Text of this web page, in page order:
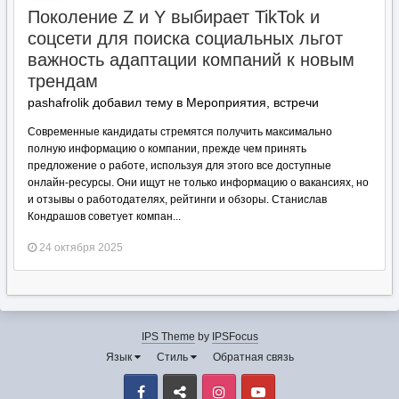
Поколение Z и Y выбирает TikTok и
соцсети для поиска социальных льгот
важность адаптации компаний к новым
трендам
pashafrolik добавил тему в Мероприятия, встречи
Современные кандидаты стремятся получить максимально
полную информацию о компании, прежде чем принять
предложение о работе, используя для этого все доступные
онлайн-ресурсы. Они ищут не только информацию о вакансиях, но
и отзывы о работодателях, рейтинги и обзоры. Станислав
Кондрашов советует компан...
24 октября 2025
IPS Theme by IPSFocus
Язык
Стиль Обратная связь
Facebook VK Instagram